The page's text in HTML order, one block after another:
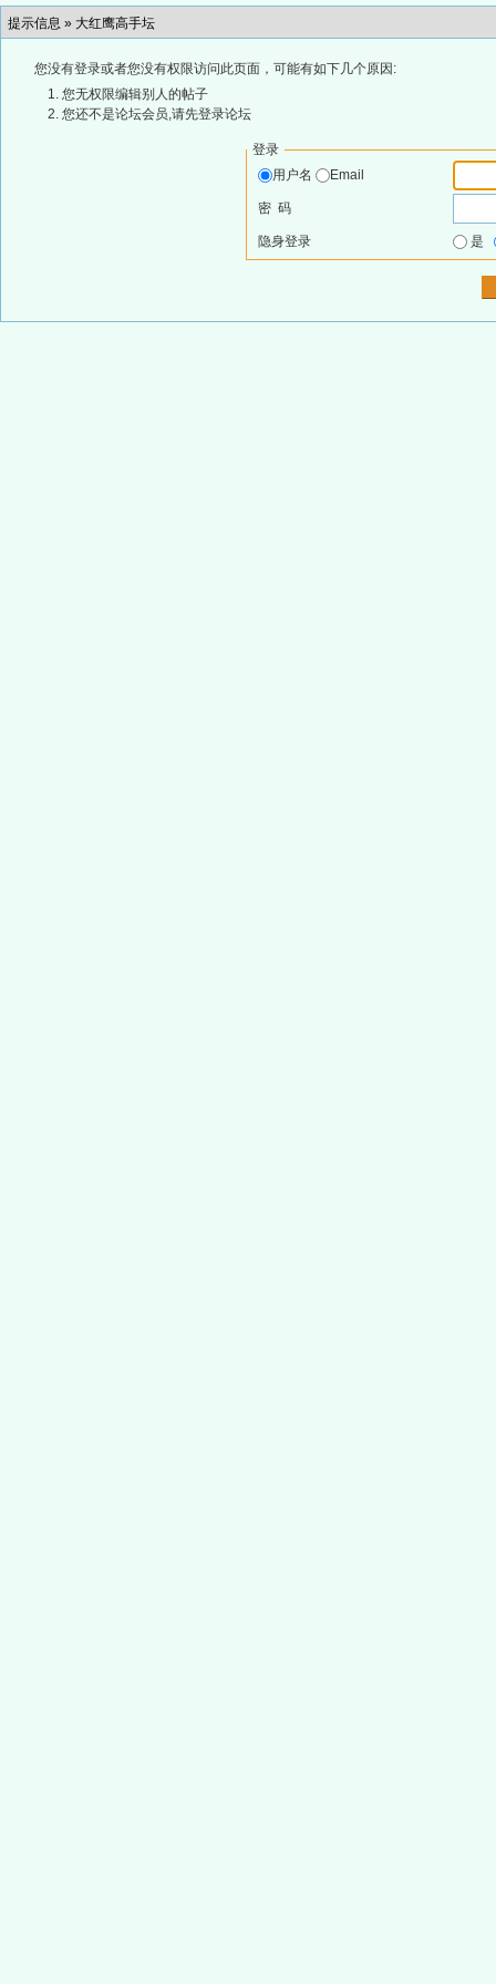
提示信息 » 大红鹰高手坛
您没有登录或者您没有权限访问此页面，可能有如下几个原因:
您无权限编辑别人的帖子
您还不是论坛会员,请先登录论坛
登录
用户名
Email
密 码
隐身登录 是